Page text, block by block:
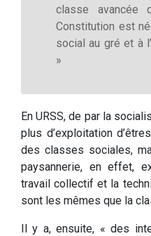
classe
Constitution est
social au gré et à
»
En URSS, de par la
plus d’exploitation
des classes sociales,
paysannerie, en effet,
travail collectif et la
sont les mêmes que la
Il y a, ensuite, « des